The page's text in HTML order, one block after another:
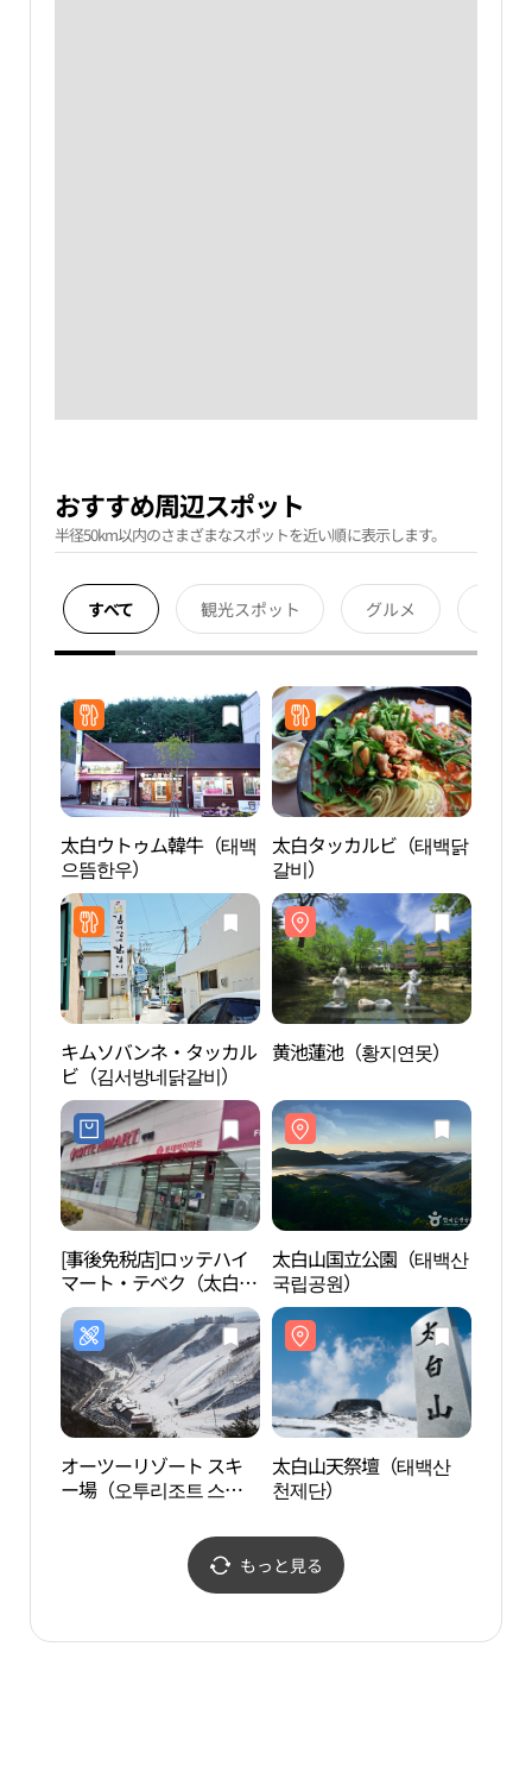
おすすめ周辺スポット
半径50km以内のさまざまなスポットを近い順に表示します。
すべて 観光スポット グルメ
太白ウトゥム韓牛（태백
으뜸한우）
太白タッカルビ（태백닭
갈비）
キムソバンネ・タッカル
ビ（김서방네닭갈비）
黄池蓮池（황지연못）
[事後免税店]ロッテハイ
マート・テベク（太白）
店(롯데하이마트 태백점)
太白山国立公園（태백산
국립공원）
オーツーリゾート スキ
ー場（오투리조트 스키
太白山天祭壇（태백산
천제단）
もっと見る